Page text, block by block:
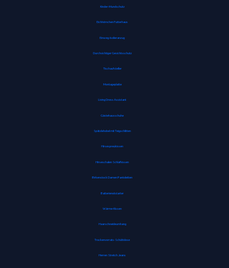
Kinder-Mundschutz
Eichhörnchen Futterhaus
Einweg-Isolieranzug
Durchsichtiger Gesichtsschutz
Tischaufsteller
Montageplatte
Living Dress Assistant
Gästehausschuhe
Spätzlehobel mit Teigschlitten
Hirsespreukissen
Hirseschalen Schlafkissen
Birkenstock Damen Pantoletten
Batterienotstarter
Wärme-Kissen
Haarschneideumhang
Trockenvorrats-Schüttdose
Herren Stretch Jeans